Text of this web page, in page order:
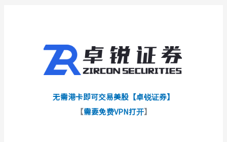
无需港卡即可交易美股【卓锐证券】
【需要免费VPN打开】